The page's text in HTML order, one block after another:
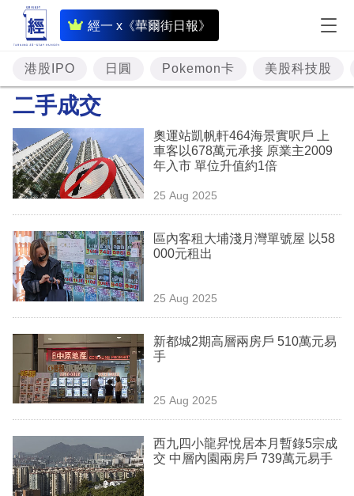
經一 x《華爾街日報》
即
時
財
經
題
投
資
樓
市
理
商
業
科
技
職
場
港股IPO 日圓 Pokemon卡 美股科技股
二手成交
奧運站凱帆軒464海景實呎戶 上
車客以678萬元承接 原業主2009
年入市 單位升值約1倍
25 Aug 2025
區內客租大埔淺月灣單號屋 以58
000元租出
25 Aug 2025
新都城2期高層兩房戶 510萬元易
手
25 Aug 2025
西九四小龍昇悅居本月暫錄5宗成
交 中層內園兩房戶 739萬元易手